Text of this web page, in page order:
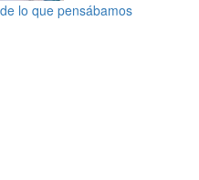
lo que pensábamos